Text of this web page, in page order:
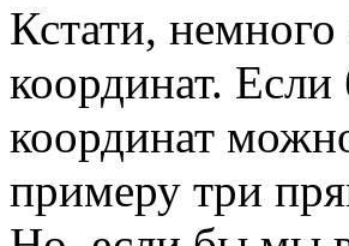
Кстати,
координат. Если
координат
примеру три